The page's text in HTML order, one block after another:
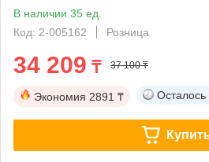
В наличии 35 ед.
Код: 2-005162
Розница
34 209 ₸ 37 100 ₸
Экономия 2891 ₸ Осталось